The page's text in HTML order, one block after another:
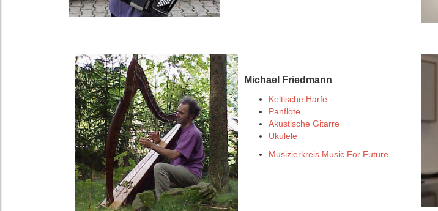
Michael Friedmann
Keltische Harfe
Panflöte
Akustische Gitarre
Ukulele
Musizierkreis Music For Future